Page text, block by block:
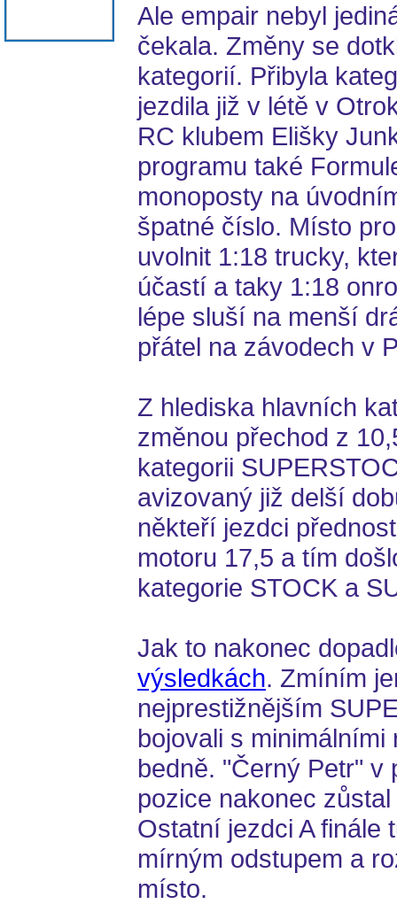
Ale empair nebyl
čekala. Změny se
kategorií. Přibyla
jezdila již v létě v
RC klubem Elišky
programu také
monoposty na
špatné číslo. Místo
uvolnit 1:18 trucky,
účastí a taky 1:18
lépe sluší na menší
přátel na závodech v
Z hlediska hlavních
změnou přechod z
kategorii
avizovaný již delší
někteří jezdci
motoru 17,5 a tím
kategorie STOCK a
Jak to nakonec
výsledkách. Zmíním
nejprestižnějším
bojovali s
bedně. "Černý Petr" v
pozice nakonec
Ostatní jezdci A finále
mírným odstupem a
místo.